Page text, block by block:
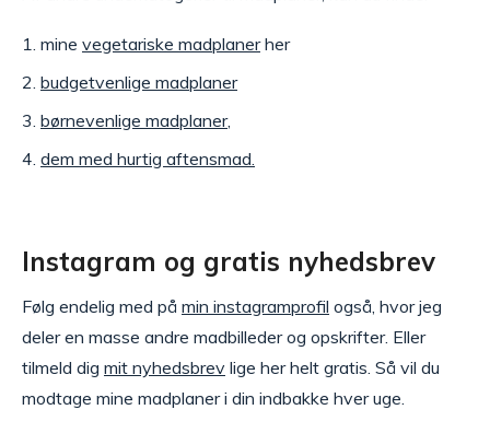
mine vegetariske madplanerher
budgetvenlige madplaner
børnevenlige madplaner,
dem med hurtig aftensmad.
Instagram og gratis nyhedsbrev
Følg endelig med på min instagramprofil også, hvor jeg
deler en masse andre madbilleder og opskrifter. Eller
tilmeld dig mit nyhedsbrev lige her helt gratis. Så vil du
modtage mine madplaner i din indbakke hver uge.